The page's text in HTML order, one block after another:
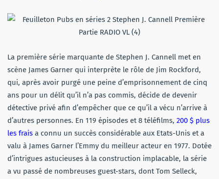
La première série marquante de Stephen J. Cannell met en
scène James Garner qui interprète le rôle de Jim Rockford,
qui, après avoir purgé une peine d’emprisonnement de cinq
ans pour un délit qu’il n’a pas commis, décide de devenir
détective privé afin d’empêcher que ce qu’il a vécu n’arrive à
d’autres personnes. En 119 épisodes et 8 téléfilms, 200 $ plus
les frais a connu un succès considérable aux Etats-Unis et a
valu à James Garner l’Emmy du meilleur acteur en 1977. Dotée
d’intrigues astucieuses à la construction implacable, la série
a vu passé de nombreuses guest-stars, dont Tom Selleck,